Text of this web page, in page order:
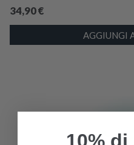
34,90€
AGGIUNGI
10%